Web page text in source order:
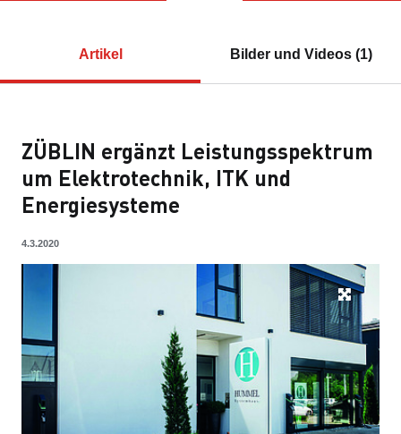
Artikel Bilder und Videos (1)
ZÜBLIN ergänzt Leistungsspektrum
um Elektrotechnik, ITK und
Energiesysteme
4.3.2020